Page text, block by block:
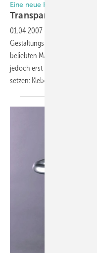
Eine neue
Transparent und
01.04.2007
Gestaltungsmöglichkeiten
beliebten Material der
jedoch erst mit der
setzen: Kleben.